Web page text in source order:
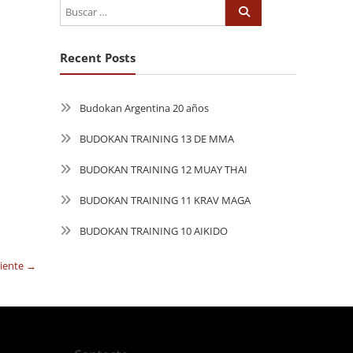
→
Recent Posts
Budokan Argentina 20 años
BUDOKAN TRAINING 13 DE MMA
BUDOKAN TRAINING 12 MUAY THAI
BUDOKAN TRAINING 11 KRAV MAGA
BUDOKAN TRAINING 10 AIKIDO